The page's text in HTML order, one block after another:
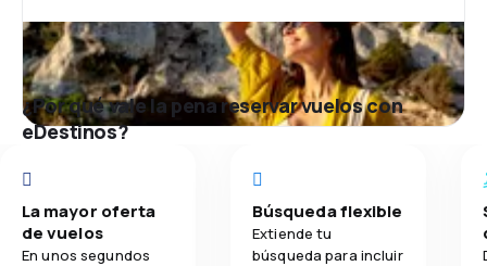
Conviasa puede ofrecer refrigerios a los pasajeros.
¿Por qué vale la pena reservar vuelos con
eDestinos?
La mayor oferta
de vuelos
En unos segundos
Búsqueda flexible
Extiende tu
búsqueda para incluir